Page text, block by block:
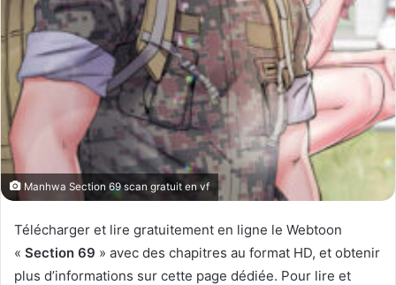
Manhwa Section 69 scan gratuit en vf
Télécharger et lire gratuitement en ligne le Webtoon
« Section 69 » avec des chapitres au format HD, et obtenir
plus d’informations sur cette page dédiée. Pour lire et